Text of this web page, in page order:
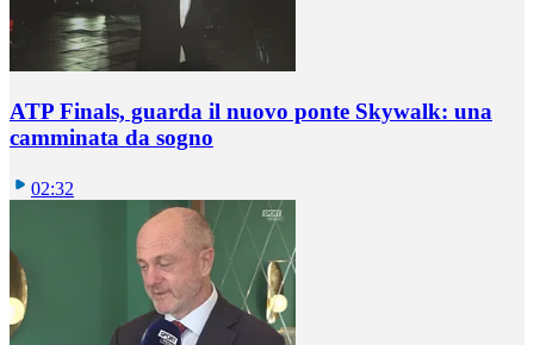
ATP Finals, guarda il nuovo ponte Skywalk: una
camminata da sogno
02:32